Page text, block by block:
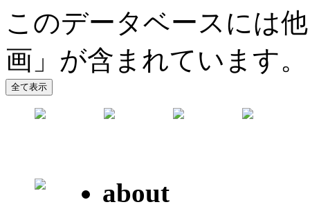
このデータベースには
画」が含まれています。
about